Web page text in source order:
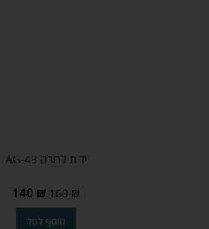
ידית לרובה AG-43
160 ₪
140 ₪
הוסף לסל